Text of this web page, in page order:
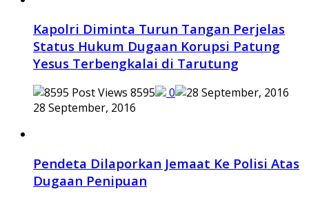
Kapolri Diminta Turun Tangan Perjelas
Status Hukum Dugaan Korupsi Patung
Yesus Terbengkalai di Tarutung
8595
0
28 September, 2016
Pendeta Dilaporkan Jemaat Ke Polisi Atas
Dugaan Penipuan